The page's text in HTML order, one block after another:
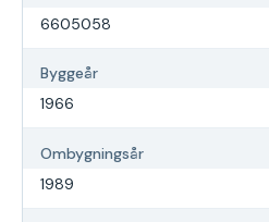
6605058
Byggeår
1966
Ombygningsår
1989